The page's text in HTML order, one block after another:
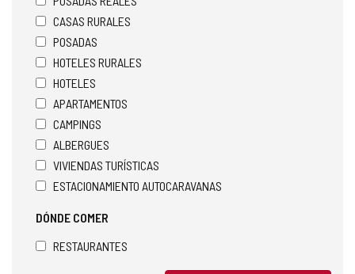
CASAS RURALES
POSADAS
HOTELES RURALES
HOTELES
APARTAMENTOS
CAMPINGS
ALBERGUES
VIVIENDAS TURÍSTICAS
ESTACIONAMIENTO AUTOCARAVANAS
DÓNDE COMER
RESTAURANTES